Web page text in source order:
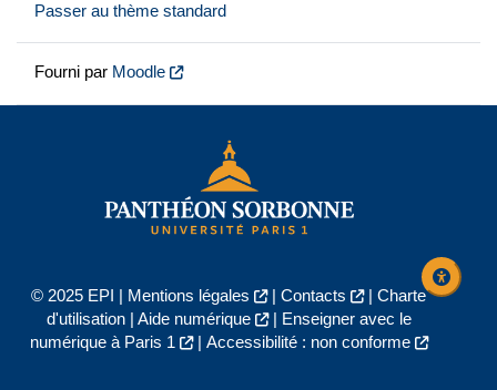
Passer au thème standard
Fourni par Moodle
© 2025 EPI | Mentions légales | Contacts | Charte
d'utilisation| Aide numérique |
Enseigner avec le
numérique à Paris 1
| Accessibilité : non conforme